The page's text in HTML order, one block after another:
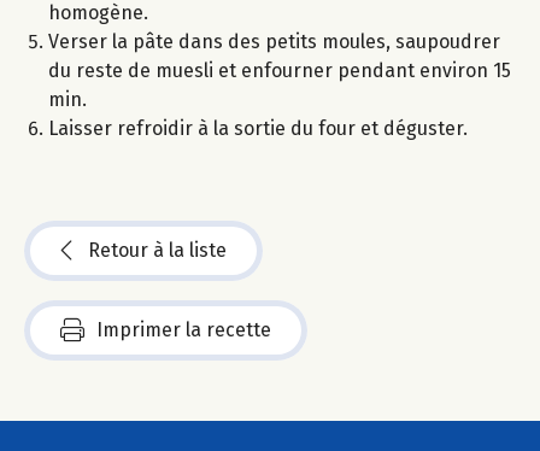
homogène.
Verser la pâte dans des petits moules, saupoudrer
du reste de muesli et enfourner pendant environ 15
min.
Laisser refroidir à la sortie du four et déguster.
Retour à la liste
Imprimer la recette